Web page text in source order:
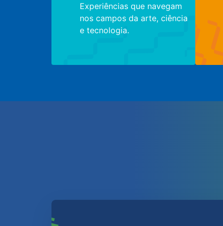
Experiências que navegam
nos campos da arte, ciência
e tecnologia.